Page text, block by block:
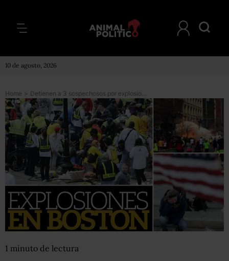
10 de agosto, 2026
Home > Detienen a 3 sospechosos por explosiones en Boston
1 minuto de lectura